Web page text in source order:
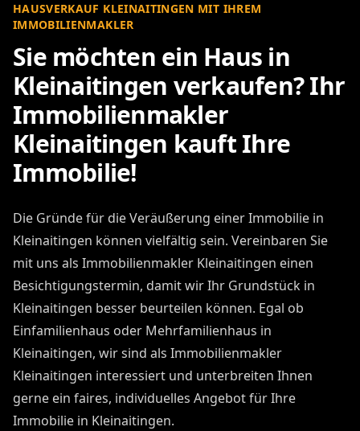
HAUSVERKAUF KLEINAITINGEN MIT IHREM
IMMOBILIENMAKLER
Sie möchten ein Haus in
Kleinaitingen verkaufen? Ihr
Immobilienmakler
Kleinaitingen kauft Ihre
Immobilie!
Die Gründe für die Veräußerung einer Immobilie in
Kleinaitingen können vielfältig sein. Vereinbaren Sie
mit uns als Immobilienmakler Kleinaitingen einen
Besichtigungstermin, damit wir Ihr Grundstück in
Kleinaitingen besser beurteilen können. Egal ob
Einfamilienhaus oder Mehrfamilienhaus in
Kleinaitingen, wir sind als Immobilienmakler
Kleinaitingen interessiert und unterbreiten Ihnen
gerne ein faires, individuelles Angebot für Ihre
Immobilie in Kleinaitingen.